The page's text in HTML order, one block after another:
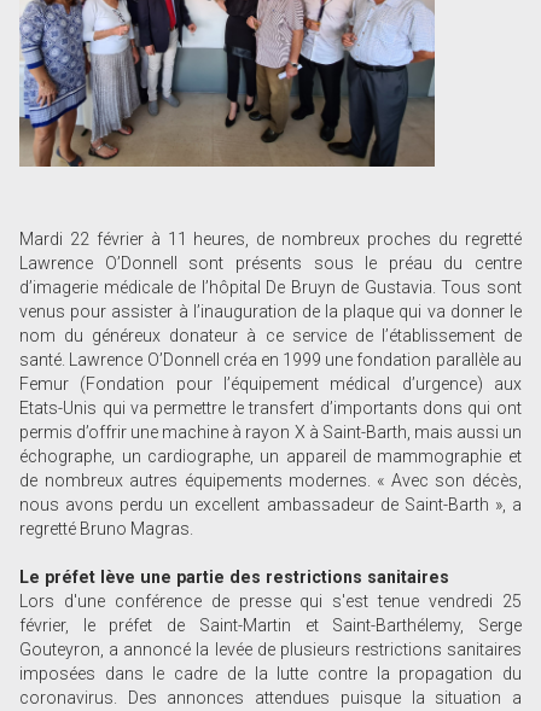
Mardi 22 février à 11 heures, de nombreux proches du regretté
Lawrence O’Donnell sont présents sous le préau du centre
d’imagerie médicale de l’hôpital De Bruyn de Gustavia. Tous sont
venus pour assister à l’inauguration de la plaque qui va donner le
nom du généreux donateur à ce service de l’établissement de
santé. Lawrence O’Donnell créa en 1999 une fondation parallèle au
Femur (Fondation pour l’équipement médical d’urgence) aux
Etats-Unis qui va permettre le transfert d’importants dons qui ont
permis d’offrir une machine à rayon X à Saint-Barth, mais aussi un
échographe, un cardiographe, un appareil de mammographie et
de nombreux autres équipements modernes. « Avec son décès,
nous avons perdu un excellent ambassadeur de Saint-Barth », a
regretté Bruno Magras.
Le préfet lève une partie des restrictions sanitaires
Lors d'une conférence de presse qui s'est tenue vendredi 25
février, le préfet de Saint-Martin et Saint-Barthélemy, Serge
Gouteyron, a annoncé la levée de plusieurs restrictions sanitaires
imposées dans le cadre de la lutte contre la propagation du
coronavirus. Des annonces attendues puisque la situation a